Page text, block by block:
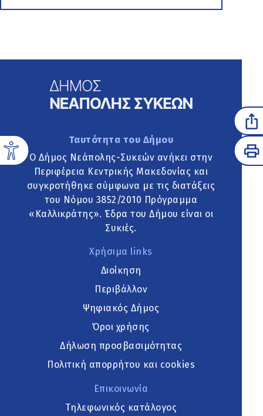
Ταυτότητα του Δήμου
Ο Δήμος Νεάπολης-Συκεών ανήκει στην
Περιφέρεια Κεντρικής Μακεδονίας και
συγκροτήθηκε σύμφωνα με τις διατάξεις
του Νόμου 3852/2010 Πρόγραμμα
«Καλλικράτης». Έδρα του Δήμου είναι οι
Συκιές.
Χρήσιμα links
Διοίκηση
Περιβάλλον
Ψηφιακός Δήμος
Όροι χρήσης
Δήλωση προσβασιμότητας
Πολιτική απορρήτου και cookies
Επικοινωνία
Τηλεφωνικός κατάλογος